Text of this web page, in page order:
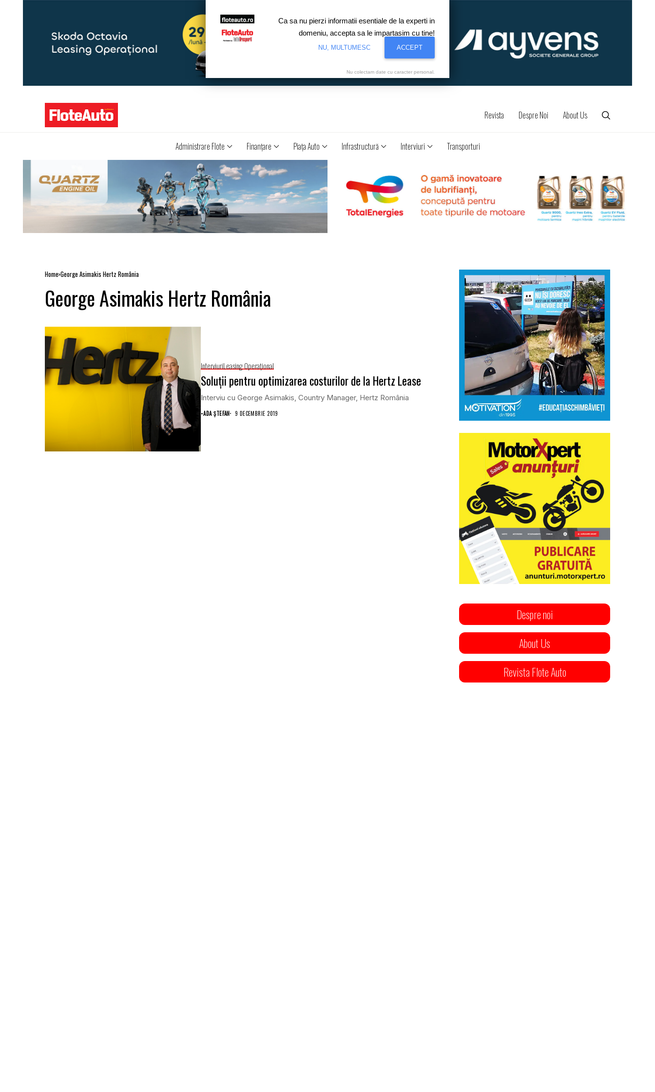
Revista Despre Noi About Us
Administrare Flote Finanţare Piaţa Auto Infrastructură Interviuri Transporturi
Home George Asimakis Hertz România
George Asimakis Hertz România
InterviuriLeasing Operaţional
Soluţii pentru optimizarea costurilor de la Hertz Lease
Interviu cu George Asimakis, Country Manager, Hertz România
•ADA ȘTEFAN 9 DECEMBRIE 2019
Despre noi
About Us
Revista Flote Auto
Ca sa nu pierzi informatii esentiale de la experti in
domeniu, accepta sa le impartasim cu tine!
NU, MULTUMESC ACCEPT
Nu colectam date cu caracter personal.